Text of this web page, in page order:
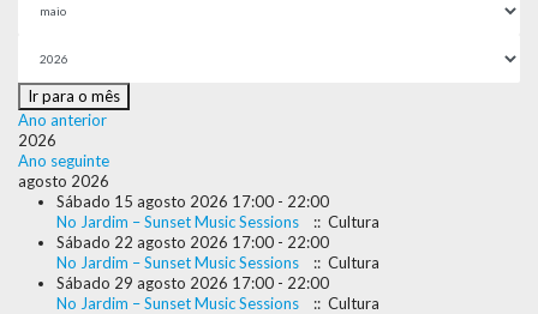
Ir para o mês
Ano anterior
2026
Ano seguinte
agosto 2026
Sábado 15 agosto 2026 17:00 - 22:00
No Jardim – Sunset Music Sessions
:: Cultura
Sábado 22 agosto 2026 17:00 - 22:00
No Jardim – Sunset Music Sessions
:: Cultura
Sábado 29 agosto 2026 17:00 - 22:00
No Jardim – Sunset Music Sessions
:: Cultura